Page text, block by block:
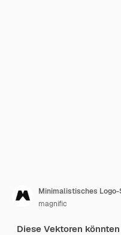
Minimalistisches
magnific
Diese Vektoren